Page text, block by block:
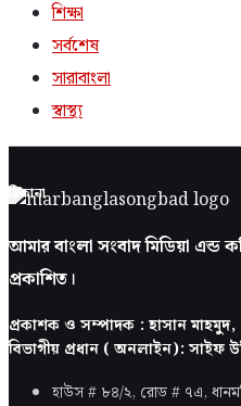
শিক্ষা
সর্বশেষ
সারাবাংলা
স্বাস্থ্য
ঠিকানা
আমার বাংলা সংবাদ মিডিয়া
প্রকাশিত।
প্রকাশক ও সম্পাদক : হাসান মাহমুদ,
বিভাগীয় প্রধান ( অনলাইন): সাইফ
হাউস # ৮৪/২, রোড # ৭এ,